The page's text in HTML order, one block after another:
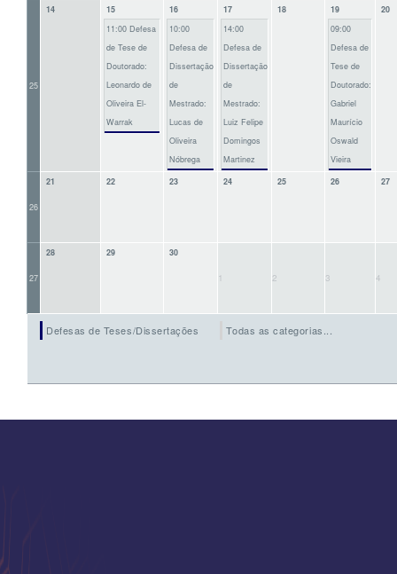
25
14
15
11:00 Defesa
de Tese de
Doutorado:
Leonardo de
Oliveira El-
Warrak
16
10:00
Defesa de
Dissertação
de
Mestrado:
Lucas de
Oliveira
Nóbrega
17
14:00
Defesa de
Dissertação
de
Mestrado:
Luiz Felipe
Domingos
Martinez
18
19
09:00
Defesa de
Tese de
Doutorado:
Gabriel
Maurício
Oswald
Vieira
20
26
21 22 23 24 25 26 27
27
28 29 30
1 2 3 4
Defesas de Teses/Dissertações Todas as categorias...